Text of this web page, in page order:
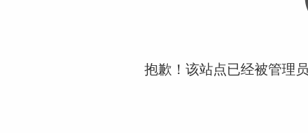
抱歉！该站点已经被管理